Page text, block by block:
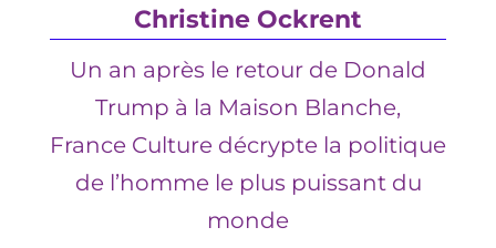
Christine Ockrent
Un an après le retour de Donald
Trump à la Maison Blanche,
France Culture décrypte la politique
de l’homme le plus puissant du
monde